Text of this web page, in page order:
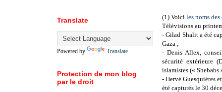
(1) Voiciles noms
Télévisions au
- Gilad Shalit a été
Gaza ;
-Denis Allex,
sécurité extérieure
islamistes («
- Hervé Guesquières
été capturés le 30
Translate
Powered by Translate
Protection de mon blog
par le droit